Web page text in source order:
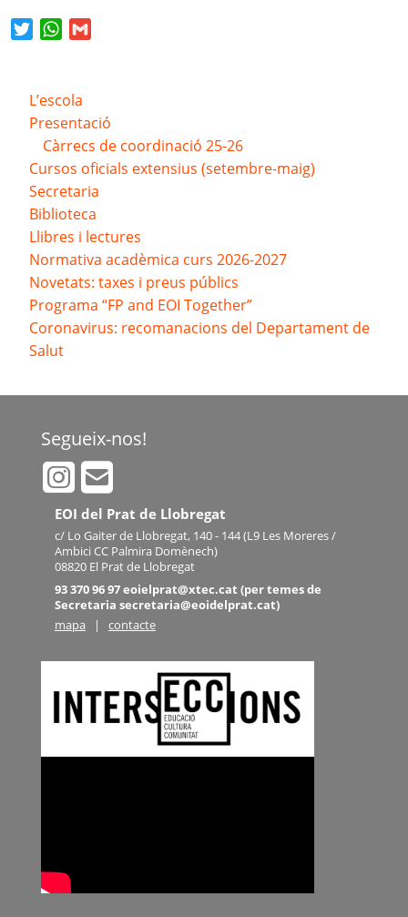
TwitterWhatsApp
L’escola
Presentació
Càrrecs de coordinació 25-26
Cursos oficials extensius (setembre-maig)
Secretaria
Biblioteca
Llibres i lectures
Normativa acadèmica curs 2026-2027
Novetats: taxes i preus públics
Programa “FP and EOI Together”
Coronavirus: recomanacions del Departament de
Salut
Segueix-nos!
EOI del Prat de Llobregat
c/ Lo Gaiter de Llobregat, 140 - 144 (L9 Les Moreres /
Ambici CC Palmira Domènech)
08820 El Prat de Llobregat
93 370 96 97 eoielprat@xtec.cat (per temes de
Secretaria secretaria@eoidelprat.cat)
mapa
| contacte